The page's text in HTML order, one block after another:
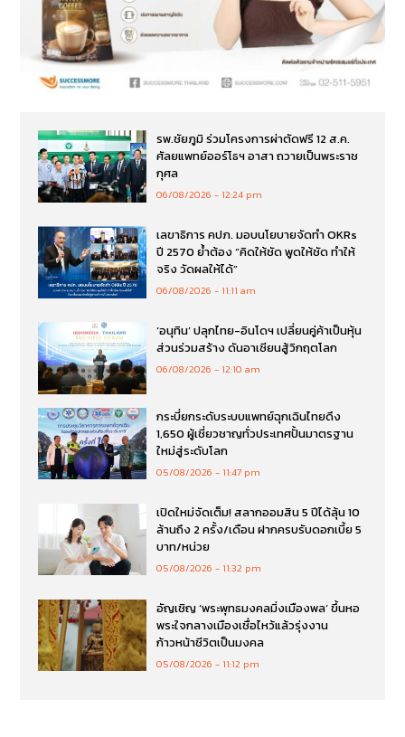
รพ.ชัยภูมิ ร่วมโครงการผ่าตัดฟรี 12 ส.ค.
ศัลยแพทย์ออร์โธฯ อาสา ถวายเป็นพระราช
กุศล
06/08/2026 12:24 pm
เลขาธิการ คปภ. มอบนโยบายจัดทำ OKRs
ปี 2570 ย้ำต้อง “คิดให้ชัด พูดให้ชัด ทำให้
จริง วัดผลให้ได้”
06/08/2026 11:11 am
‘อนุทิน’ ปลุกไทย-อินโดฯ เปลี่ยนคู่ค้าเป็นหุ้น
ส่วนร่วมสร้าง ดันอาเซียนสู้วิกฤตโลก
06/08/2026 12:10 am
กระบี่ยกระดับระบบแพทย์ฉุกเฉินไทยดึง
1,650 ผู้เชี่ยวชาญทั่วประเทศปั้นมาตรฐาน
ใหม่สู่ระดับโลก
05/08/2026 11:47 pm
เปิดใหม่จัดเต็ม! สลากออมสิน 5 ปีได้ลุ้น 10
ล้านถึง 2 ครั้ง/เดือน ฝากครบรับดอกเบี้ย 5
บาท/หน่วย
05/08/2026 11:32 pm
อัญเชิญ ‘พระพุทธมงคลมิ่งเมืองพล’ ขึ้นหอ
พระใจกลางเมืองเชื่อไหว้แล้วรุ่งงาน
ก้าวหน้าชีวิตเป็นมงคล
05/08/2026 11:12 pm